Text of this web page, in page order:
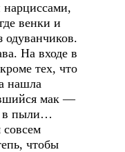
нарциссами,
венки и
одуванчиков.
На входе в
тех, что
нашла
мак —
в пыли…
совсем
чтобы